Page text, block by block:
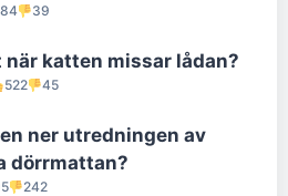
39
när katten missar lådan?
522 45
ner utredningen av
dörrmattan?
242